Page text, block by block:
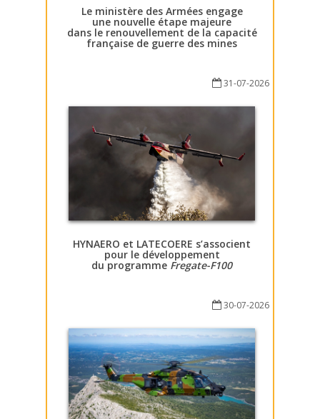
Le ministère des Armées engage
une nouvelle étape majeure
dans le renouvellement de la capacité
française de guerre des mines
31-07-2026
HYNAERO et LATECOERE s’associent
pour le développement
du programme Fregate-F100
30-07-2026